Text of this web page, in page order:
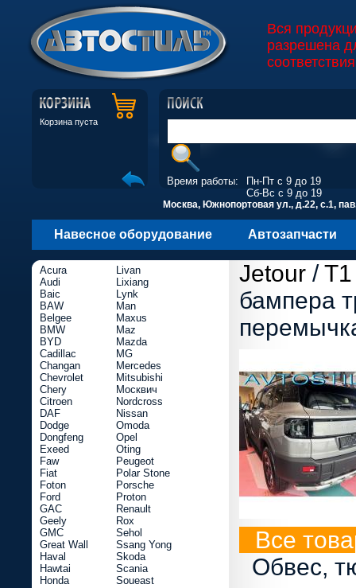
Вся
разрешена
Корзина пуста
Время работы:
Пн-Пт с 9 до 19
Сб-Вс с 9 до 19
Москва, Южнопортовая ул., д.22, с.1,
Навесное оборудование Автозапчасти
Jetour /T1
бампера
Все
Обвес,
Acura
Audi
Baic
BAW
Belgee
BMW
BYD
Cadillac
Changan
Chevrolet
Chery
Citroen
DAF
Dodge
Dongfeng
Exeed
Faw
Fiat
Foton
Ford
GAC
Geely
GMC
Great Wall
Haval
Hawtai
Honda
Livan
Lixiang
Lynk
Man
Maxus
Maz
Mazda
MG
Mercedes
Mitsubishi
Москвич
Nordcross
Nissan
Omoda
Opel
Oting
Peugeot
Polar Stone
Porsche
Proton
Renault
Rox
Sehol
Ssang Yong
Skoda
Scania
Soueast